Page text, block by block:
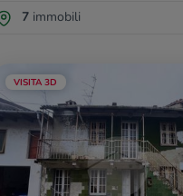
7immobili
VISITA 3D